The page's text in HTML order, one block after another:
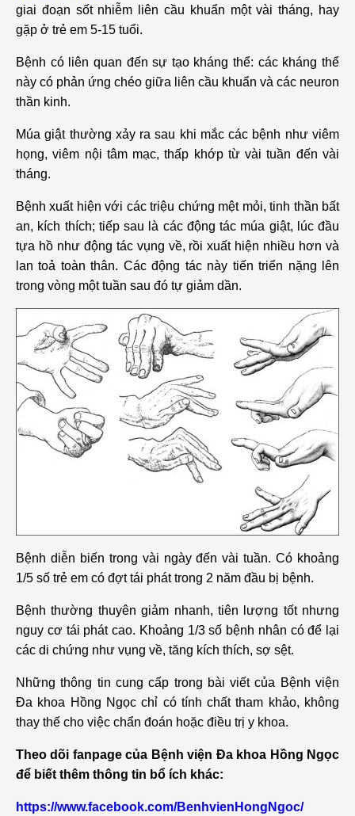
giai đoạn sốt nhiễm liên cầu khuẩn một vài tháng, hay
gặp ở trẻ em 5-15 tuổi.
Bệnh có liên quan đến sự tạo kháng thể: các kháng thể
này có phản ứng chéo giữa liên cầu khuẩn và các neuron
thần kinh.
Múa giật thường xảy ra sau khi mắc các bệnh như viêm
họng, viêm nội tâm mạc, thấp khớp từ vài tuần đến vài
tháng.
Bệnh xuất hiện với các triệu chứng mệt mỏi, tinh thần bất
an, kích thích; tiếp sau là các động tác múa giật, lúc đầu
tựa hồ như động tác vụng về, rồi xuất hiện nhiều hơn và
lan toả toàn thân. Các động tác này tiến triển nặng lên
trong vòng một tuần sau đó tự giảm dần.
Bệnh diễn biến trong vài ngày đến vài tuần. Có khoảng
1/5 số trẻ em có đợt tái phát trong 2 năm đầu bị bệnh.
Bệnh thường thuyên giảm nhanh, tiên lượng tốt nhưng
nguy cơ tái phát cao. Khoảng 1/3 số bệnh nhân có để lại
các di chứng như vụng về, tăng kích thích, sợ sệt.
Những thông tin cung cấp trong bài viết của Bệnh viện
Đa khoa Hồng Ngọc chỉ có tính chất tham khảo, không
thay thế cho việc chẩn đoán hoặc điều trị y khoa.
Theo dõi fanpage của Bệnh viện Đa khoa Hồng Ngọc
để biết thêm thông tin bổ ích khác:
https://www.facebook.com/BenhvienHongNgoc/